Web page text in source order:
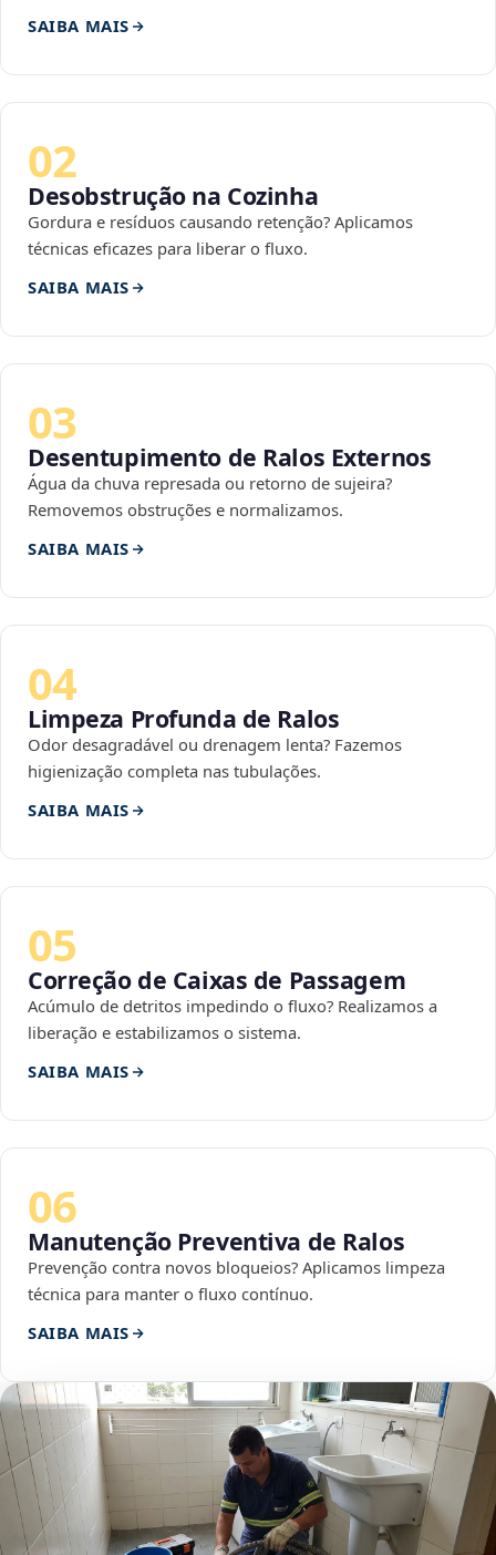
SAIBA MAIS
02
Desobstrução na Cozinha
Gordura e resíduos causando retenção? Aplicamos
técnicas eficazes para liberar o fluxo.
SAIBA MAIS
03
Desentupimento de Ralos Externos
Água da chuva represada ou retorno de sujeira?
Removemos obstruções e normalizamos.
SAIBA MAIS
04
Limpeza Profunda de Ralos
Odor desagradável ou drenagem lenta? Fazemos
higienização completa nas tubulações.
SAIBA MAIS
05
Correção de Caixas de Passagem
Acúmulo de detritos impedindo o fluxo? Realizamos a
liberação e estabilizamos o sistema.
SAIBA MAIS
06
Manutenção Preventiva de Ralos
Prevenção contra novos bloqueios? Aplicamos limpeza
técnica para manter o fluxo contínuo.
SAIBA MAIS